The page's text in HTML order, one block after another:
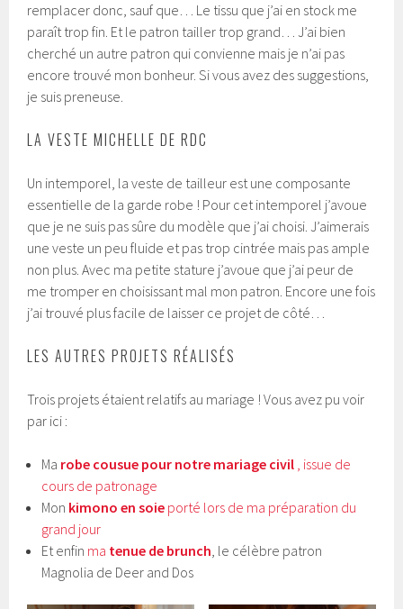
remplacer donc, sauf que… Le tissu que j’ai en stock me
paraît trop fin. Et le patron tailler trop grand… J’ai bien
cherché un autre patron qui convienne mais je n’ai pas
encore trouvé mon bonheur. Si vous avez des suggestions,
je suis preneuse.
LA VESTE MICHELLE DE RDC
Un intemporel, la veste de tailleur est une composante
essentielle de la garde robe ! Pour cet intemporel j’avoue
que je ne suis pas sûre du modèle que j’ai choisi. J’aimerais
une veste un peu fluide et pas trop cintrée mais pas ample
non plus. Avec ma petite stature j’avoue que j’ai peur de
me tromper en choisissant mal mon patron. Encore une fois
j’ai trouvé plus facile de laisser ce projet de côté…
LES AUTRES PROJETS RÉALISÉS
Trois projets étaient relatifs au mariage ! Vous avez pu voir
par ici :
Ma robe cousue pour notre mariage civil , issue de
cours de patronage
Mon kimono en soie porté lors de ma préparation du
grand jour
Et enfin ma tenue de brunch, le célèbre patron
Magnolia de Deer and Dos